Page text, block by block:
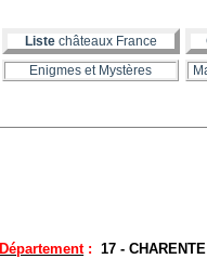
Liste châteaux France
Enigmes et Mystères
Département : 17 -